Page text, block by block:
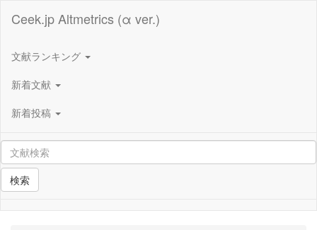
Ceek.jp Altmetrics (α ver.)
文献ランキング
新着文献
新着投稿
検索